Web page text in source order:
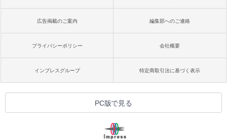
広告掲載のご案内 編集部へのご連絡
プライバシーポリシー 会社概要
インプレスグループ 特定商取引法に基づく表示
PC版で見る